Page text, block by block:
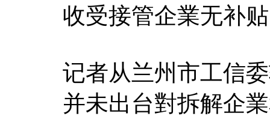
收受接管企業无补
记者从兰州市工信
并未出台對拆解企